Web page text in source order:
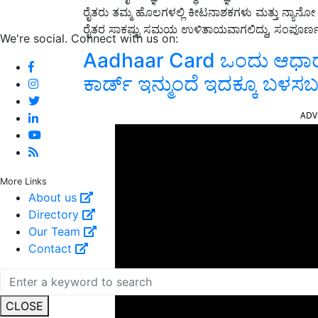
We're social. Connect with us on:
More Links
About us
Directory
Our Team
Contact
CLOSE
ರೈತರು ತಮ್ಮ ಹೊಲಗಳಲ್ಲಿ ಕೀಟನಾಶಕಗಳು ಮತ್ತು
ರೈತರ ಸಾಕಷ್ಟು ಸಮಯ ಉಳಿತಾಯವಾಗಲಿದ್ದು,
Aadhaar Card ಒಂದು
ಕಾರ್ಡ್‌ ಇನ್ಮುಂದೆ ಇದಕ್ಕೂ